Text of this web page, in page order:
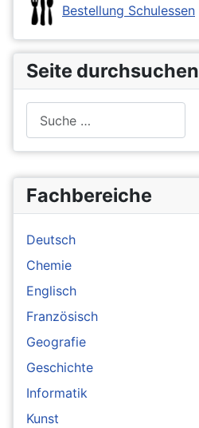
Fachbereiche
Deutsch
Chemie
Englisch
Französisch
Geografie
Geschichte
Informatik
Kunst
Bestellung Schulessen
Seite durchsuchen